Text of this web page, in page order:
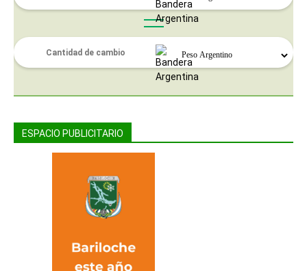
ESPACIO PUBLICITARIO